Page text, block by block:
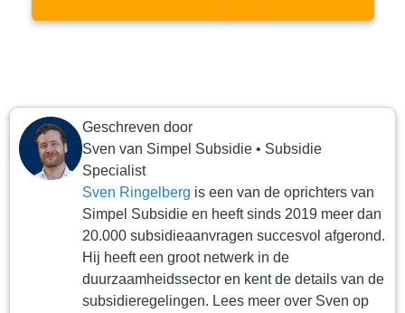
Geschreven door
Sven van Simpel Subsidie • Subsidie
Specialist
Sven Ringelberg is een van de oprichters van
Simpel Subsidie en heeft sinds 2019 meer dan
20.000 subsidieaanvragen succesvol afgerond.
Hij heeft een groot netwerk in de
duurzaamheidssector en kent de details van de
subsidieregelingen. Lees meer over Sven op